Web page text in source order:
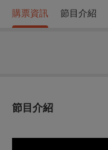
購票資訊 節目介紹
節目介紹